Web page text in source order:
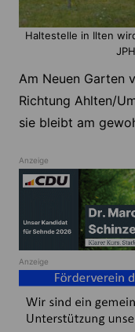
Haltestelle in Ilten
JPH
Am Neuen Garten
Richtung Ahlten/
sie bleibt am
Anzeige
Anzeige